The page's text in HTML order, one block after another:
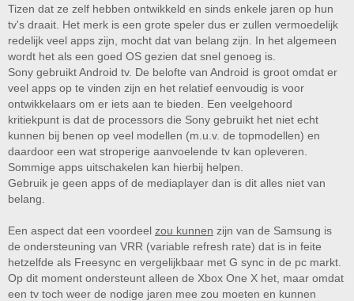
Tizen dat ze zelf hebben ontwikkeld en sinds enkele jaren op hun
tv's draait. Het merk is een grote speler dus er zullen vermoedelijk
redelijk veel apps zijn, mocht dat van belang zijn. In het algemeen
wordt het als een goed OS gezien dat snel genoeg is.
Sony gebruikt Android tv. De belofte van Android is groot omdat er
veel apps op te vinden zijn en het relatief eenvoudig is voor
ontwikkelaars om er iets aan te bieden. Een veelgehoord
kritiekpunt is dat de processors die Sony gebruikt het niet echt
kunnen bij benen op veel modellen (m.u.v. de topmodellen) en
daardoor een wat stroperige aanvoelende tv kan opleveren.
Sommige apps uitschakelen kan hierbij helpen.
Gebruik je geen apps of de mediaplayer dan is dit alles niet van
belang.
Een aspect dat een voordeel zou kunnen zijn van de Samsung is
de ondersteuning van VRR (variable refresh rate) dat is in feite
hetzelfde als Freesync en vergelijkbaar met G sync in de pc markt.
Op dit moment ondersteunt alleen de Xbox One X het, maar omdat
een tv toch weer de nodige jaren mee zou moeten en kunnen